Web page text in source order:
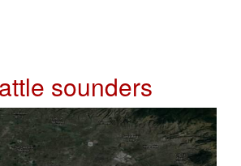
sounders